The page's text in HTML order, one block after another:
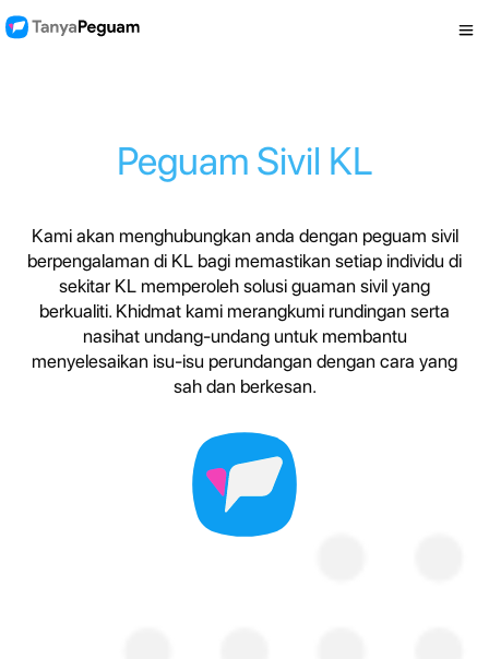
Peguam Sivil KL
Kami akan menghubungkan anda dengan peguam sivil
berpengalaman di KL bagi memastikan setiap individu di
sekitar KL memperoleh solusi guaman sivil yang
berkualiti. Khidmat kami merangkumi rundingan serta
nasihat undang-undang untuk membantu
menyelesaikan isu-isu perundangan dengan cara yang
sah dan berkesan.